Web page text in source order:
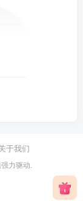
于我们
强力驱动.